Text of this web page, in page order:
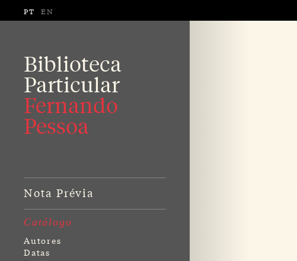
PT EN
Biblioteca
Particular
Fernando
Pessoa
Nota Prévia
Catálogo
Autores
Datas